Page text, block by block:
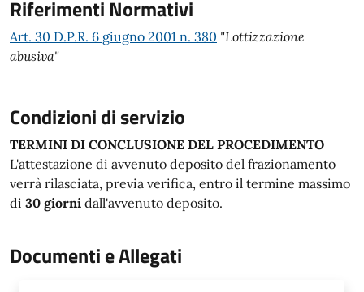
Riferimenti Normativi
Art. 30 D.P.R. 6 giugno 2001 n. 380 "Lottizzazione
abusiva"
Condizioni di servizio
TERMINI DI CONCLUSIONE DEL PROCEDIMENTO
L'attestazione di avvenuto deposito del frazionamento
verrà rilasciata, previa verifica, entro il termine massimo
di 30 giorni dall'avvenuto deposito.
Documenti e Allegati